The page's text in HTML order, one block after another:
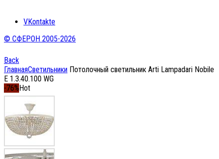
VKontakte
© СФЕРОН 2005-2026
Back
ГлавнаяСветильники Потолочный светильник Arti Lampadari Nobile
E 1.3.40.100 WG
-76% Hot